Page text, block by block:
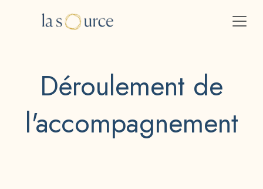
Déroulement de
l'accompagnement